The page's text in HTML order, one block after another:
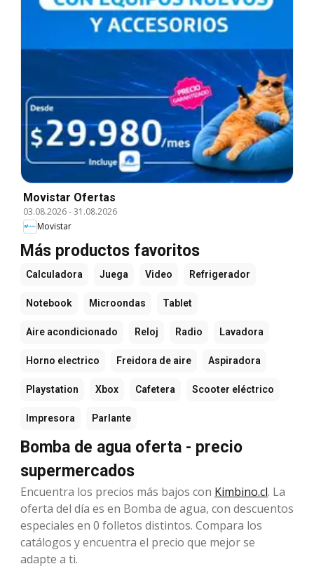
Movistar Ofertas
03.08.2026-31.08.2026
Movistar
Más productos favoritos
Calculadora Juega Video Refrigerador
Notebook Microondas Tablet
Aire acondicionado Reloj Radio Lavadora
Horno electrico Freidora de aire Aspiradora
Playstation Xbox Cafetera Scooter eléctrico
Impresora Parlante
Bomba de agua oferta - precio
supermercados
Encuentra los precios más bajos con Kimbino.cl. La
oferta del día es en Bomba de agua, con descuentos
especiales en 0 folletos distintos. Compara los
catálogos y encuentra el precio que mejor se
adapte a ti.